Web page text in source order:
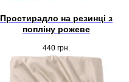
Простирадло на резинці з
попліну рожеве
440 грн.